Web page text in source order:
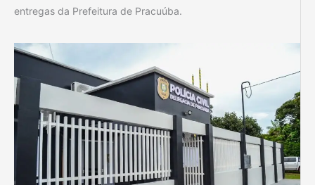
entregas da Prefeitura de Pracuúba.